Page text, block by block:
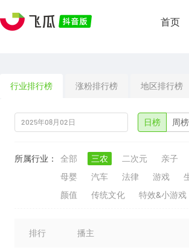
首页
行业排行榜 涨粉排行榜 地区排行榜
日榜 周榜
所属行业： 全部 三农 二次元 亲子
母婴
汽车 法律 游戏
颜值
传统文化 特效&小游戏
排行 播主